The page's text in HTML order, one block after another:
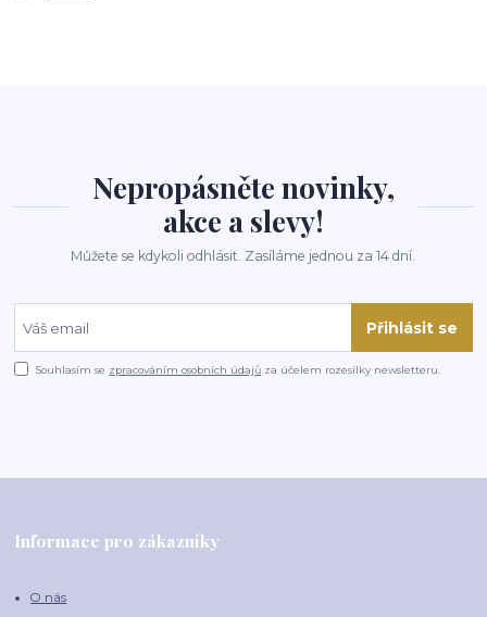
Nepropásněte novinky,
akce a slevy!
Můžete se kdykoli odhlásit. Zasíláme jednou za 14 dní.
Přihlásit se
Souhlasím se zpracováním osobních údajů za účelem rozesílky newsletteru.
Informace pro zákazníky
O nás